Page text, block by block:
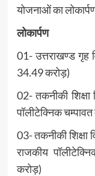
योजनाओं का
लोकार्पण
01- उत्तराखण्ड गृह
34.49 करोड़)
02- तकनीकी
पॉलीटेक्निक
03- तकनीकी शिक्षा
राजकीय
करोड़)